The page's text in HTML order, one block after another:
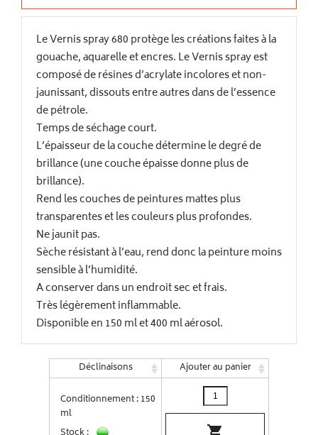
Le Vernis spray 680 protège les créations faites à la
gouache, aquarelle et encres. Le Vernis spray est
composé de résines d’acrylate incolores et non-
jaunissant, dissouts entre autres dans de l’essence
de pétrole.
Temps de séchage court.
L’épaisseur de la couche détermine le degré de
brillance (une couche épaisse donne plus de
brillance).
Rend les couches de peintures mattes plus
transparentes et les couleurs plus profondes.
Ne jaunit pas.
Sèche résistant à l’eau, rend donc la peinture moins
sensible à l’humidité.
A conserver dans un endroit sec et frais.
Très légèrement inflammable.
Disponible en 150 ml et 400 ml aérosol.
Déclinaisons Ajouter au panier
Conditionnement : 150
ml
